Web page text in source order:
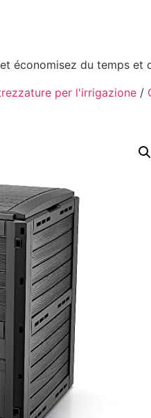
économisez du temps et
per l'irrigazione /